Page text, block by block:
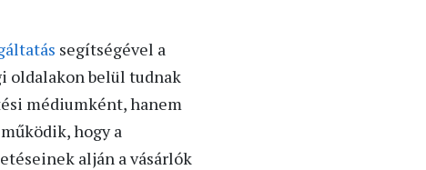
segítségével a
oldalakon belül tudnak
médiumként, hanem
hogy a
alján a vásárlók